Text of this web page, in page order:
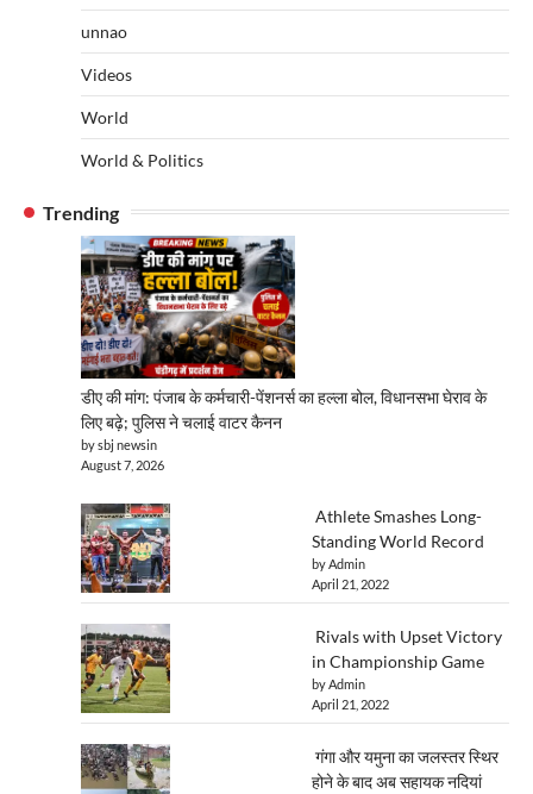
unnao
Videos
World
World & Politics
Trending
डीए की मांग: पंजाब के कर्मचारी-पेंशनर्स का हल्ला बोल, विधानसभा घेराव के
लिए बढ़े; पुलिस ने चलाई वाटर कैनन
by sbj newsin
August 7, 2026
Athlete Smashes Long-
Standing World Record
by Admin
April 21, 2022
Rivals with Upset Victory
in Championship Game
by Admin
April 21, 2022
गंगा और यमुना का जलस्तर स्थिर
होने के बाद अब सहायक नदियां